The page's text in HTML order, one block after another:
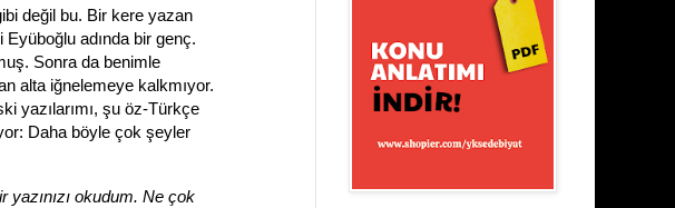
değil bu. Bir kere yazan
adında bir genç.
Sonra da benimle
alta iğnelemeye kalkmıyor.
yazılarımı, şu öz-Türkçe
Daha böyle çok şeyler
yazınızı okudum. Ne çok